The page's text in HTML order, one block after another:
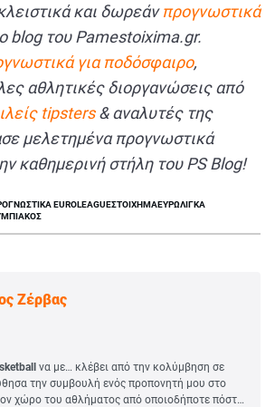
και δωρεάνπρογνωστικά
blog του Pamestoixima.gr.
για ποδόσφαιρο,
αθλητικές διοργανώσεις από
tipsters& αναλυτές της
μελετημένα προγνωστικά
καθημερινή στήλη του PS Blog!
EUROLEAGUEΣΤΟΙΧΗΜΑΕΥΡΩΛΙΓΚΑ
Ζέρβας
να με… κλέβει από την κολύμβηση σε
την συμβουλή ενός προπονητή μου στο
χώρο του αθλήματος από οποιοδήποτε πόστο.